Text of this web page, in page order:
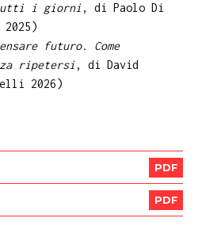
tutti i giorni, di Paolo Di
futuro. Come
ripetersi, di David
2026)
PDF
PDF